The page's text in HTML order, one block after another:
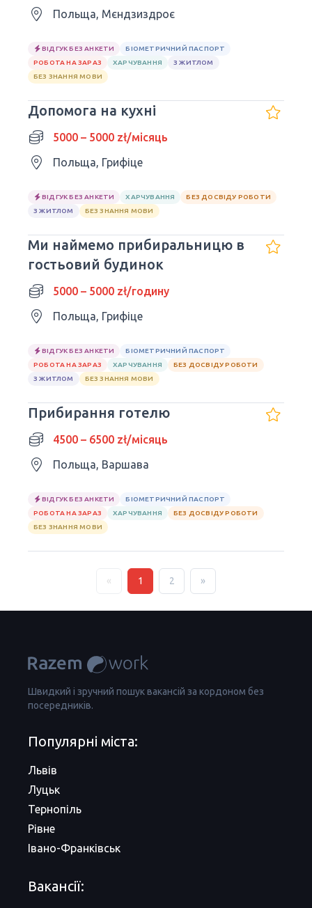
Польща, Мєндзиздроє
ВІДГУК БЕЗ АНКЕТИ
БІОМЕТРИЧНИЙ ПАСПОРТ
РОБОТА НА ЗАРАЗ
ХАРЧУВАННЯ
З ЖИТЛОМ
БЕЗ ЗНАННЯ МОВИ
Допомога на кухні
5000 – 5000 zł/місяць
Польща, Грифіце
ВІДГУК БЕЗ АНКЕТИ ХАРЧУВАННЯ
БЕЗ ДОСВІДУ РОБОТИ
З ЖИТЛОМ
БЕЗ ЗНАННЯ МОВИ
Ми наймемо прибиральницю в
гостьовий будинок
5000 – 5000 zł/годину
Польща, Грифіце
ВІДГУК БЕЗ АНКЕТИ
БІОМЕТРИЧНИЙ ПАСПОРТ
РОБОТА НА ЗАРАЗ
ХАРЧУВАННЯ
БЕЗ ДОСВІДУ РОБОТИ
З ЖИТЛОМ
БЕЗ ЗНАННЯ МОВИ
Прибирання готелю
4500 – 6500 zł/місяць
Польща, Варшава
ВІДГУК БЕЗ АНКЕТИ
БІОМЕТРИЧНИЙ ПАСПОРТ
РОБОТА НА ЗАРАЗ
ХАРЧУВАННЯ
БЕЗ ДОСВІДУ РОБОТИ
БЕЗ ЗНАННЯ МОВИ
« 1 2 »
Швидкий і зручний пошук вакансій за кордоном без
посередників.
Популярні міста:
Львів
Луцьк
Тернопіль
Рівне
Івано-Франківськ
Вакансії: